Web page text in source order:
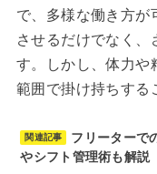
で、多様な働き方が
させるだけでなく、
す。しかし、体力や
範囲で掛け持ちする
関連記事
フリーターで
やシフト管理術も解説